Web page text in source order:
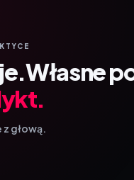
Własne
głową.